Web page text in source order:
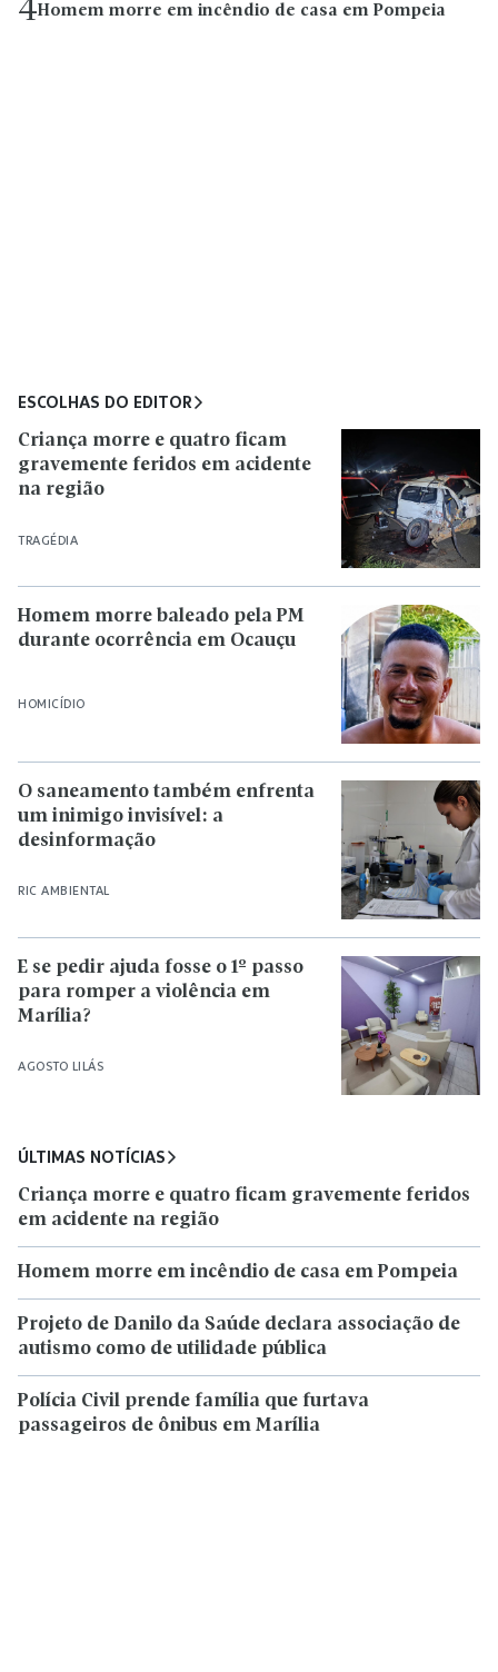
4Homem morre em incêndio de casa em Pompeia
ESCOLHAS DO EDITOR
TRAGÉDIA
Criança morre e quatro ficam
gravemente feridos em acidente
na região
HOMICÍDIO
Homem morre baleado pela PM
durante ocorrência em Ocauçu
RIC AMBIENTAL
O saneamento também enfrenta
um inimigo invisível: a
desinformação
AGOSTO LILÁS
E se pedir ajuda fosse o 1º passo
para romper a violência em
Marília?
ÚLTIMAS NOTÍCIAS
Criança morre e quatro ficam gravemente feridos
em acidente na região
Homem morre em incêndio de casa em Pompeia
Projeto de Danilo da Saúde declara associação de
autismo como de utilidade pública
Polícia Civil prende família que furtava
passageiros de ônibus em Marília